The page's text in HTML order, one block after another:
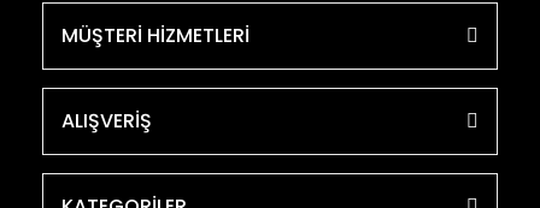
MÜŞTERİ HİZMETLERİ
ALIŞVERİŞ